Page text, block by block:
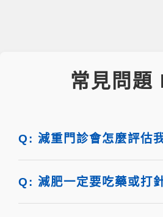
常見問題
Q: 減重門診會怎麼評估
Q: 減肥一定要吃藥或打